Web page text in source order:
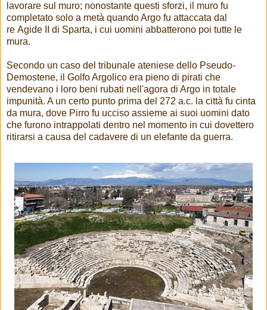
lavorare sul muro; nonostante questi sforzi, il muro fu
completato solo a metà quando Argo fu attaccata dal
re Agide II di Sparta, i cui uomini abbatterono poi tutte le
mura.
Secondo un caso del tribunale ateniese dello Pseudo-
Demostene, il Golfo Argolico era pieno di pirati che
vendevano i loro beni rubati nell'agora di Argo in totale
impunità. A un certo punto prima del 272 a.c. la città fu cinta
da mura, dove Pirro fu ucciso assieme ai suoi uomini dato
che furono intrappolati dentro nel momento in cui dovettero
ritirarsi a causa del cadavere di un elefante da guerra.